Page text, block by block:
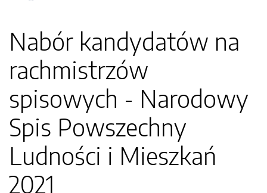
Nabór kandydatów na
rachmistrzów
spisowych - Narodowy
Spis Powszechny
Ludności i Mieszkań
2021